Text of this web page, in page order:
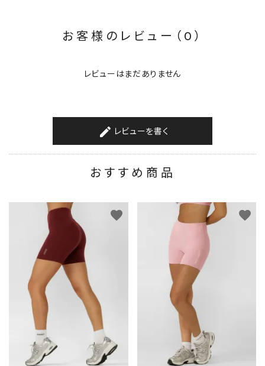
お客様のレビュー（0）
レビューはまだありません
create レビューを書く
おすすめ商品
favorite favorite